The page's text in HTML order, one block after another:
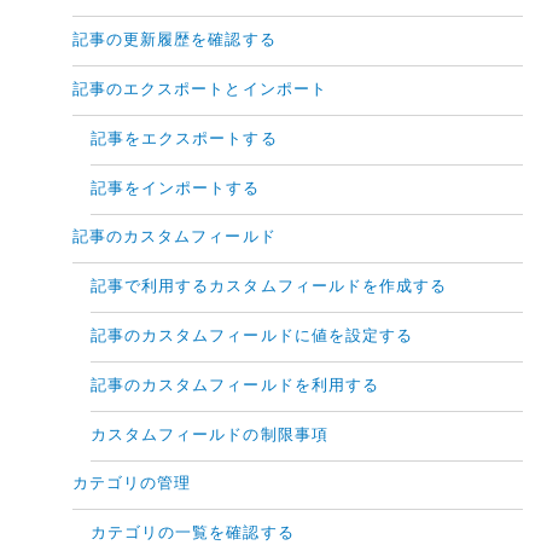
記事の更新履歴を確認する
記事のエクスポートとインポート
記事をエクスポートする
記事をインポートする
記事のカスタムフィールド
記事で利用するカスタムフィールドを作成する
記事のカスタムフィールドに値を設定する
記事のカスタムフィールドを利用する
カスタムフィールドの制限事項
カテゴリの管理
カテゴリの一覧を確認する